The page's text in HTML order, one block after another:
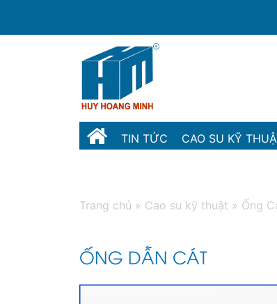
TIN TỨC CAO SU KỸ
Trang chủ » Cao su kỹ thuật » Ống
ỐNG DẪN CÁT